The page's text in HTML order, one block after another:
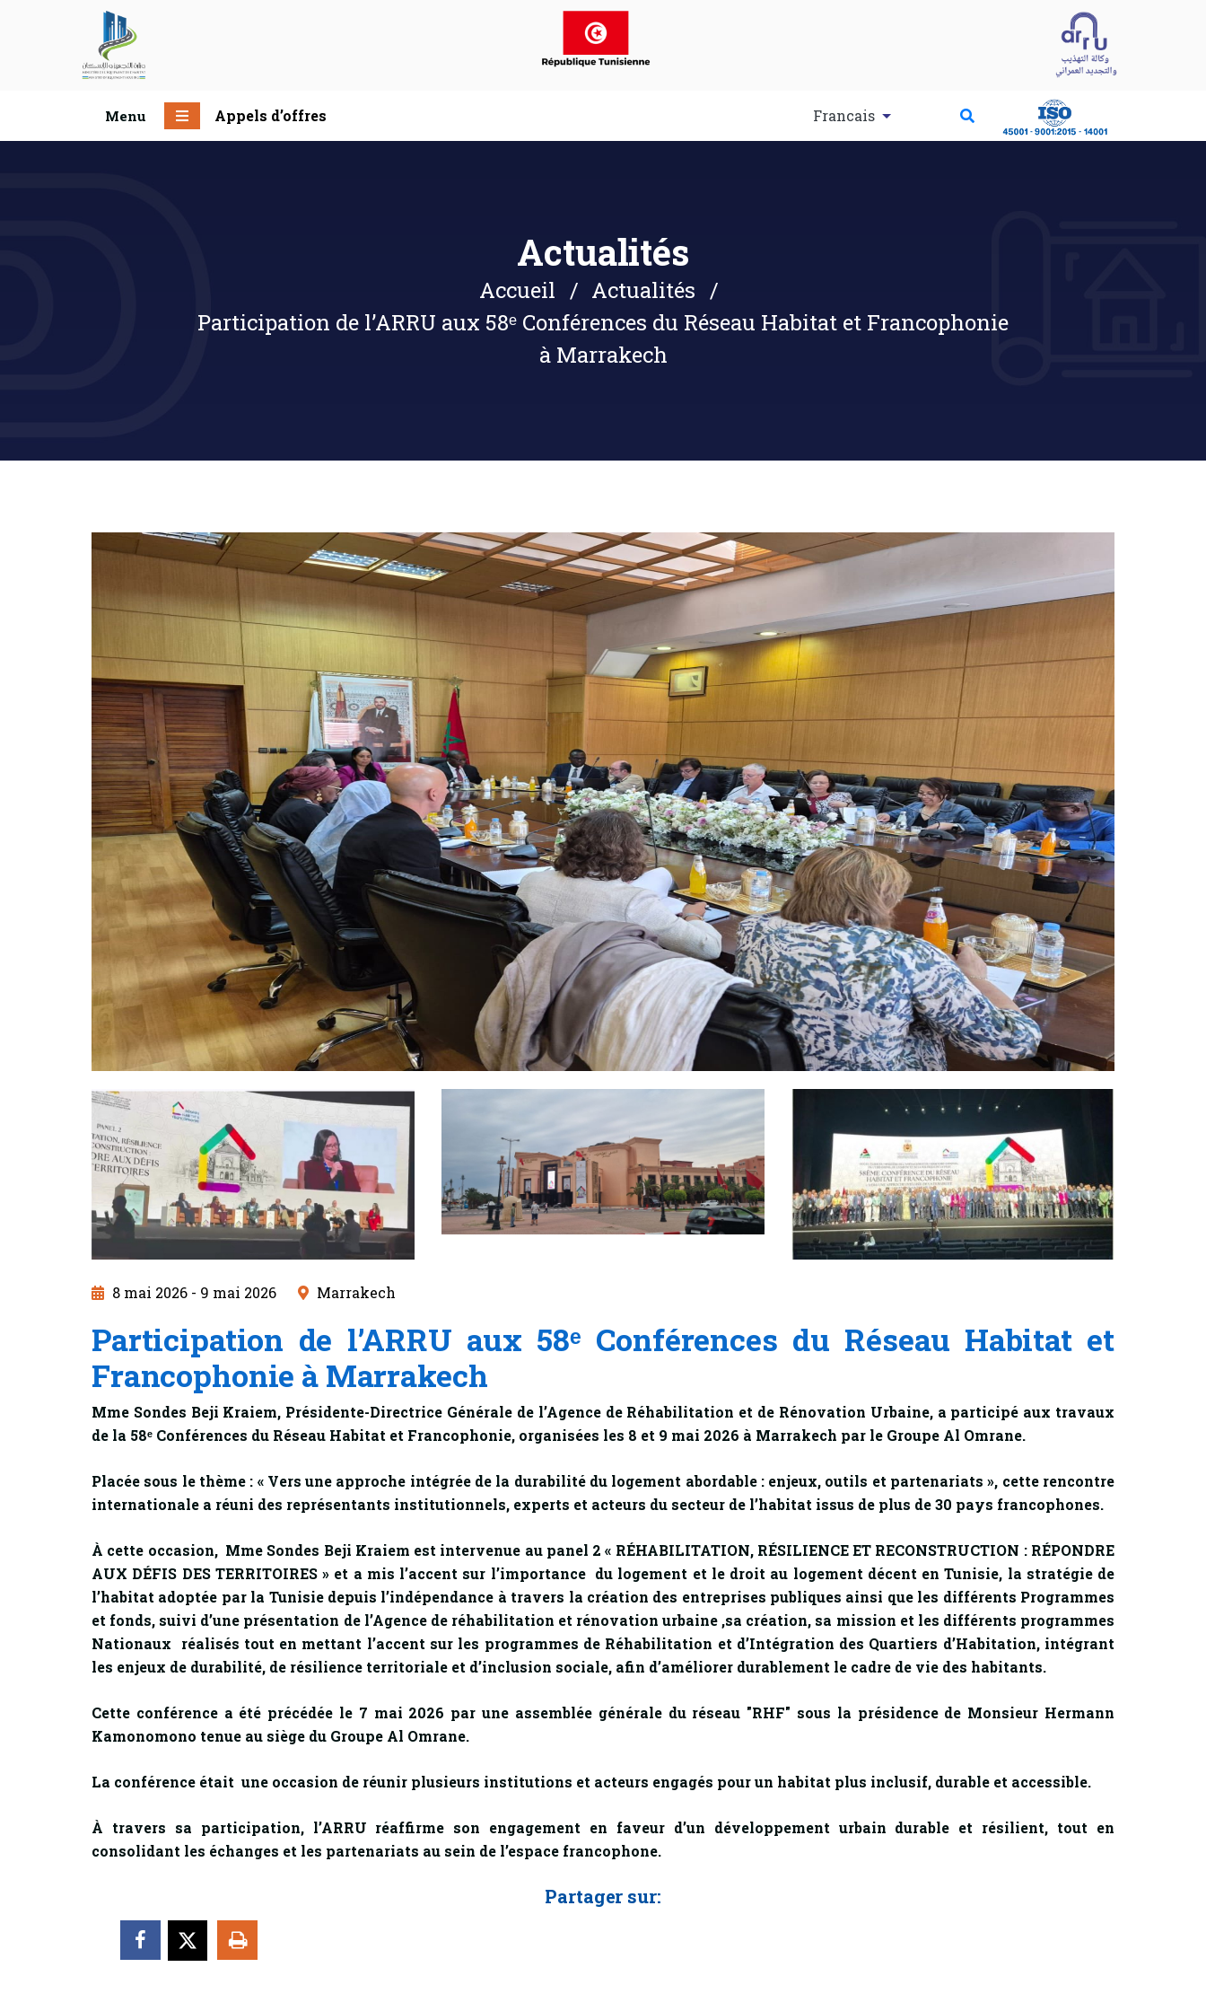
Menu Appels d’offres Francais
Actualités
Accueil
Actualités
Participation de l’ARRU aux 58ᵉ Conférences du Réseau Habitat et Francophonie
à Marrakech
8 mai 2026 - 9 mai 2026 Marrakech
Participation de l’ARRU aux 58ᵉ Conférences du Réseau Habitat et
Francophonie à Marrakech
Mme Sondes Beji Kraiem, Présidente-Directrice Générale de l’Agence de Réhabilitation et de Rénovation Urbaine, a participé aux travaux
de la 58ᵉ Conférences du Réseau Habitat et Francophonie, organisées les 8 et 9 mai 2026 à Marrakech par le Groupe Al Omrane.
Placée sous le thème : « Vers une approche intégrée de la durabilité du logement abordable : enjeux, outils et partenariats », cette rencontre
internationale a réuni des représentants institutionnels, experts et acteurs du secteur de l’habitat issus de plus de 30 pays francophones.
À cette occasion, Mme Sondes Beji Kraiem est intervenue au panel 2 « RÉHABILITATION, RÉSILIENCE ET RECONSTRUCTION : RÉPONDRE
AUX DÉFIS DES TERRITOIRES » et a mis l’accent sur l’importance du logement et le droit au logement décent en Tunisie, la stratégie de
l’habitat adoptée par la Tunisie depuis l’indépendance à travers la création des entreprises publiques ainsi que les différents Programmes
et fonds, suivi d’une présentation de l’Agence de réhabilitation et rénovation urbaine ,sa création, sa mission et les différents programmes
Nationaux réalisés tout en mettant l’accent sur les programmes de Réhabilitation et d’Intégration des Quartiers d’Habitation, intégrant
les enjeux de durabilité, de résilience territoriale et d’inclusion sociale, afin d’améliorer durablement le cadre de vie des habitants.
Cette conférence a été précédée le 7 mai 2026 par une assemblée générale du réseau "RHF" sous la présidence de Monsieur Hermann
Kamonomono tenue au siège du Groupe Al Omrane.
La conférence était une occasion de réunir plusieurs institutions et acteurs engagés pour un habitat plus inclusif, durable et accessible.
À travers sa participation, l’ARRU réaffirme son engagement en faveur d’un développement urbain durable et résilient, tout en
consolidant les échanges et les partenariats au sein de l’espace francophone.
Partager sur: